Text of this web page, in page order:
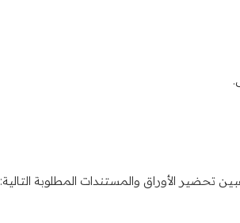
تحضير الأوراق والمستندات المطلوبة التالية: